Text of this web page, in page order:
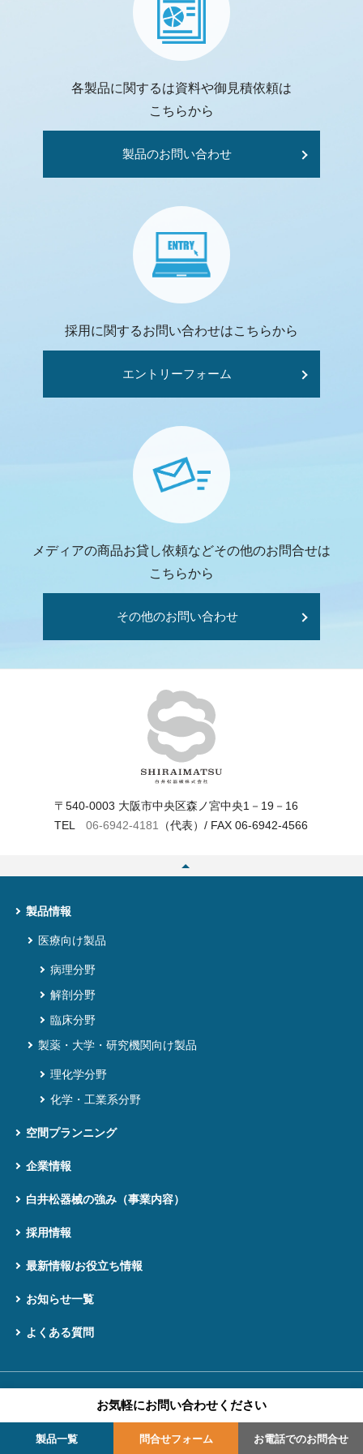
各製品に関するは資料や御見積依頼は
こちらから
製品のお問い合わせ
採用に関するお問い合わせはこちらから
エントリーフォーム
メディアの商品お貸し依頼などその他のお問合せは
こちらから
その他のお問い合わせ
〒540-0003 大阪市中央区森ノ宮中央1－19－16
TEL06‐6942‐4181 （代表）/ FAX 06‐6942‐4566
製品情報
医療向け製品
病理分野
解剖分野
臨床分野
製薬・大学・研究機関向け製品
理化学分野
化学・工業系分野
空間プランニング
企業情報
白井松器械の強み（事業内容）
採用情報
最新情報/お役立ち情報
お知らせ一覧
よくある質問
プライバシーポリシー サイトマップ
お気軽にお問い合わせください
製品一覧 問合せフォーム お電話でのお問合せ